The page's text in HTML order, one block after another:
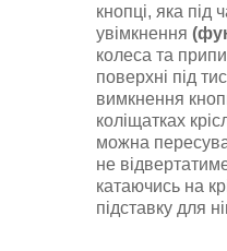
кнопці, яка під
увімкнення
колеса та
поверхні під
вимкнення
коліщатках
можна
не
катаючись на
підставку для